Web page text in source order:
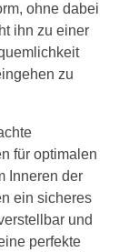
ohne dabei
ihn zu einer
zu
für optimalen
Inneren der
ein sicheres
und
perfekte